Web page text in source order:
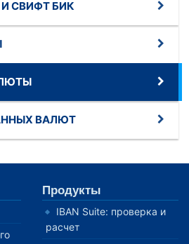
СВИФТ БИК
ВАЛЮТ
Продукты
IBAN Suite: проверка и
расчет